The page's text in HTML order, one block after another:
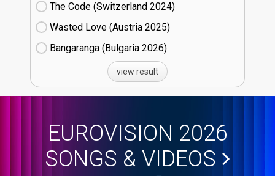
The Code (Switzerland
24)
Wasted Love (Austria
25)
Bangaranga (Bulgaria
26)
view result
EUROVISION 2026
SONGS & VIDEOS